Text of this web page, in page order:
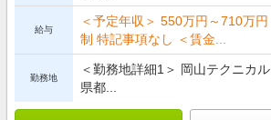
給与
＜予定年収＞ 550万円～710万
制 特記事項なし ＜賃金...
勤務地
＜勤務地詳細1＞ 岡山テクニカ
県都...